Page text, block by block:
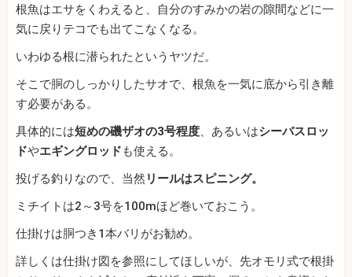
根魚はエサをくわえると、自分のすみかの岩の隙間などに一
気に戻りテコでも出てこなくなる。
いわゆる根に潜られたというヤツだ。
そこで胴のしっかりしたサオで、根魚を一気に底から引き離
す必要がある。
具体的には短めの磯ザオの3号程度、あるいはシーバスロッ
ドやエギングロッド も使える。
投げる釣りなので、当然 リールはスピニング。
ミチイトは2～3号を100mほど巻いておこう。
仕掛けは胴つき1本バリがお勧め。
詳しくは仕掛け図を参照にしてほしいが、先オモリ式で根掛